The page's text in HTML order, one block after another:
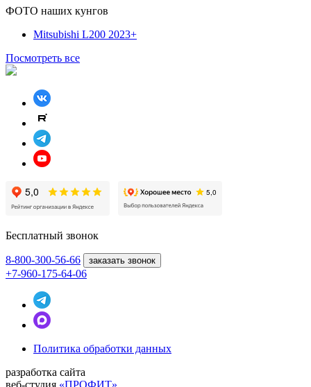
ФОТО наших кунгов
Mitsubishi L200 2023+
Посмотреть все
Бесплатный звонок
8-800-300-56-66 заказать звонок
+7-960-175-64-06
Политика обработки данных
разработка сайта
веб-студия «ПРОФИТ»